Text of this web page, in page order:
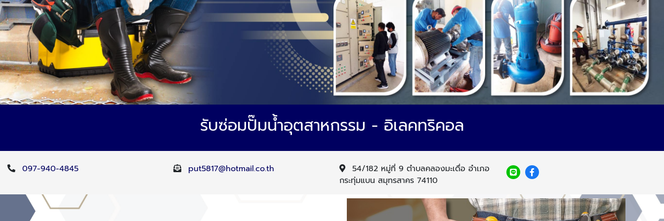
รับซ่อมปั๊มน้ำอุตสาหกรรม - อิเลคทริคอล
097-940-4845 put5817@hotmail.co.th
54/182 หมู่ที่ 9 ตำบลคลองมะเดื่อ อำเภอ
กระทุ่มแบน สมุทรสาคร 74110